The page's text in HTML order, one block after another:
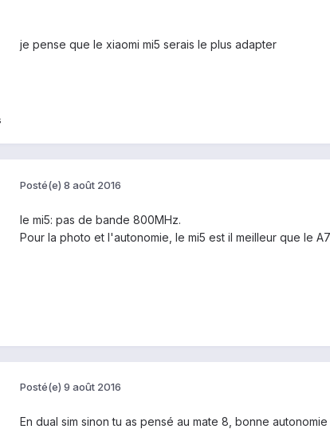
je pense que le xiaomi mi5 serais le plus adapter
Posté(e) 8 août 2016
le mi5: pas de bande 800MHz.
Pour la photo et l'autonomie, le mi5 est il meilleur que le
Posté(e) 9 août 2016
En dual sim sinon tu as pensé au mate 8, bonne